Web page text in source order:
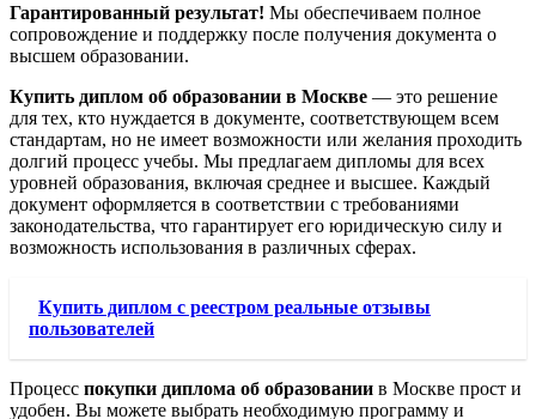
Гарантированный результат! Мы обеспечиваем полное
сопровождение и поддержку после получения документа о
высшем образовании.
Купить диплом об образовании в Москве — это решение
для тех, кто нуждается в документе, соответствующем всем
стандартам, но не имеет возможности или желания проходить
долгий процесс учебы. Мы предлагаем дипломы для всех
уровней образования, включая среднее и высшее. Каждый
документ оформляется в соответствии с требованиями
законодательства, что гарантирует его юридическую силу и
возможность использования в различных сферах.
Купить диплом с реестром реальные отзывы
пользователей
Процесс покупки диплома об образовании в Москве прост и
удобен. Вы можете выбрать необходимую программу и